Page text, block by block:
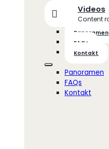
Videos
Content
Panoramen
FAQs
Kontakt
Panoramen
FAQs
Kontakt